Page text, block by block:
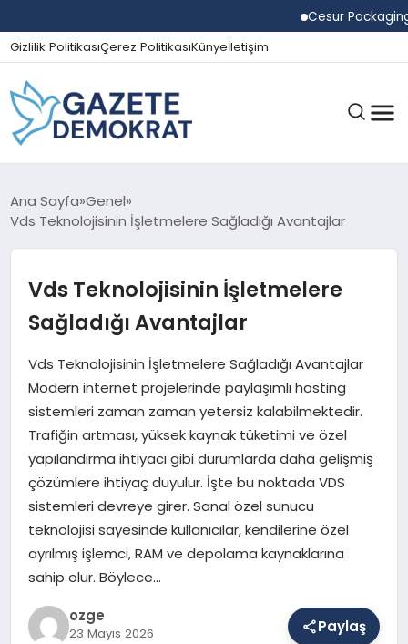
Cesur Packaging,
Gizlilik PolitikasıÇerez PolitikasıKünyeİletişim
GÜNDEM
SPOR
SAĞLIK
EĞITIM
DÜNYA
Ana Sayfa Genel
Vds Teknolojisinin İşletmelere Sağladığı Avantajlar
Vds Teknolojisinin İşletmelere
Sağladığı Avantajlar
Vds Teknolojisinin İşletmelere Sağladığı Avantajlar
Modern internet projelerinde paylaşımlı hosting
sistemleri zaman zaman yetersiz kalabilmektedir.
Trafiğin artması, yüksek kaynak tüketimi ve özel
yapılandırma ihtiyacı gibi durumlarda daha gelişmiş
çözümlere ihtiyaç duyulur. İşte bu noktada VDS
sistemleri devreye girer. Sanal özel sunucu
teknolojisi sayesinde kullanıcılar, kendilerine özel
ayrılmış işlemci, RAM ve depolama kaynaklarına
sahip olur. Böylece…
ozge
23 Mayıs 2026 Paylaş